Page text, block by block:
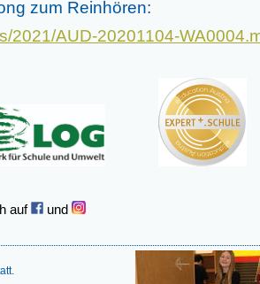
zum Reinhören:
2021/AUD-20201104-
und